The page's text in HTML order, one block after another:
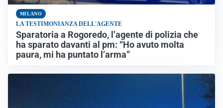
MILANO
LA TESTIMONIANZA DELL'AGENTE
Sparatoria a Rogoredo, l’agente di polizia che
ha sparato davanti al pm: “Ho avuto molta
paura, mi ha puntato l’arma”